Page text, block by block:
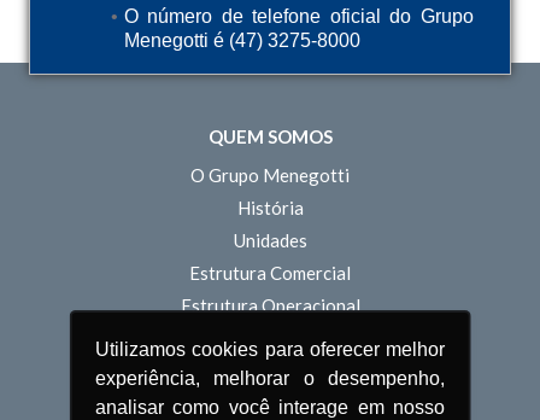
O número de telefone oficial do Grupo
Menegotti é (47) 3275-8000
Utilizamos cookies para oferecer melhor
experiência, melhorar o desempenho,
analisar como você interage em nosso
Aspirador Industrial MAP
70L
Aspirador Industrial MAP
QUEM SOMOS
O Grupo Menegotti
História
Unidades
Estrutura Comercial
Estrutura Operacional
Inovação
Sustentabilidade
Pessoas